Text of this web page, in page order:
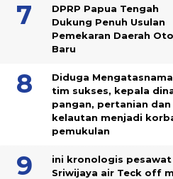
DPRP Papua Tengah
Dukung Penuh Usulan
Pemekaran Daerah
Baru
Diduga
tim sukses, kepala
pangan, pertanian dan
kelautan menjadi
pemukulan
ini kronologis pesawat
Sriwijaya air Teck off